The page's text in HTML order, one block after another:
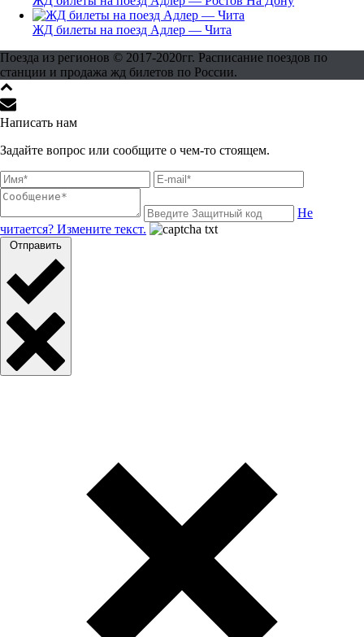
ЖД билеты на поезд Адлер — Чита
Поезда из регионов © 2017-2020гг. Расписание поездов по
станции и продажа жд билетов по России.
Написать нам
Задайте вопрос или сообщите о чем-то стоящем.
Не
читается? Измените текст.
Отправить